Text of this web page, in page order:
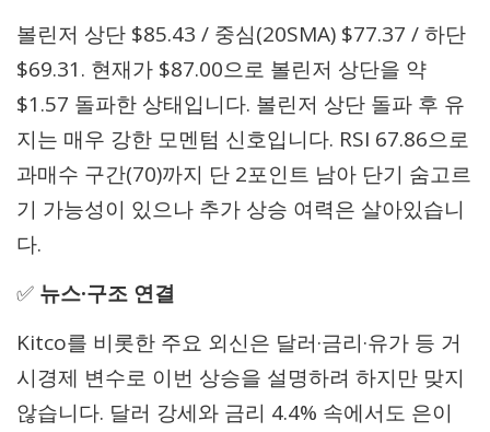
볼린저 상단 $85.43 / 중심(20SMA) $77.37 / 하단
$69.31. 현재가 $87.00으로 볼린저 상단을 약
$1.57 돌파한 상태입니다. 볼린저 상단 돌파 후 유
지는 매우 강한 모멘텀 신호입니다. RSI 67.86으로
과매수 구간(70)까지 단 2포인트 남아 단기 숨고르
기 가능성이 있으나 추가 상승 여력은 살아있습니
다.
✅ 뉴스·구조 연결
Kitco를 비롯한 주요 외신은 달러·금리·유가 등 거
시경제 변수로 이번 상승을 설명하려 하지만 맞지
않습니다. 달러 강세와 금리 4.4% 속에서도 은이